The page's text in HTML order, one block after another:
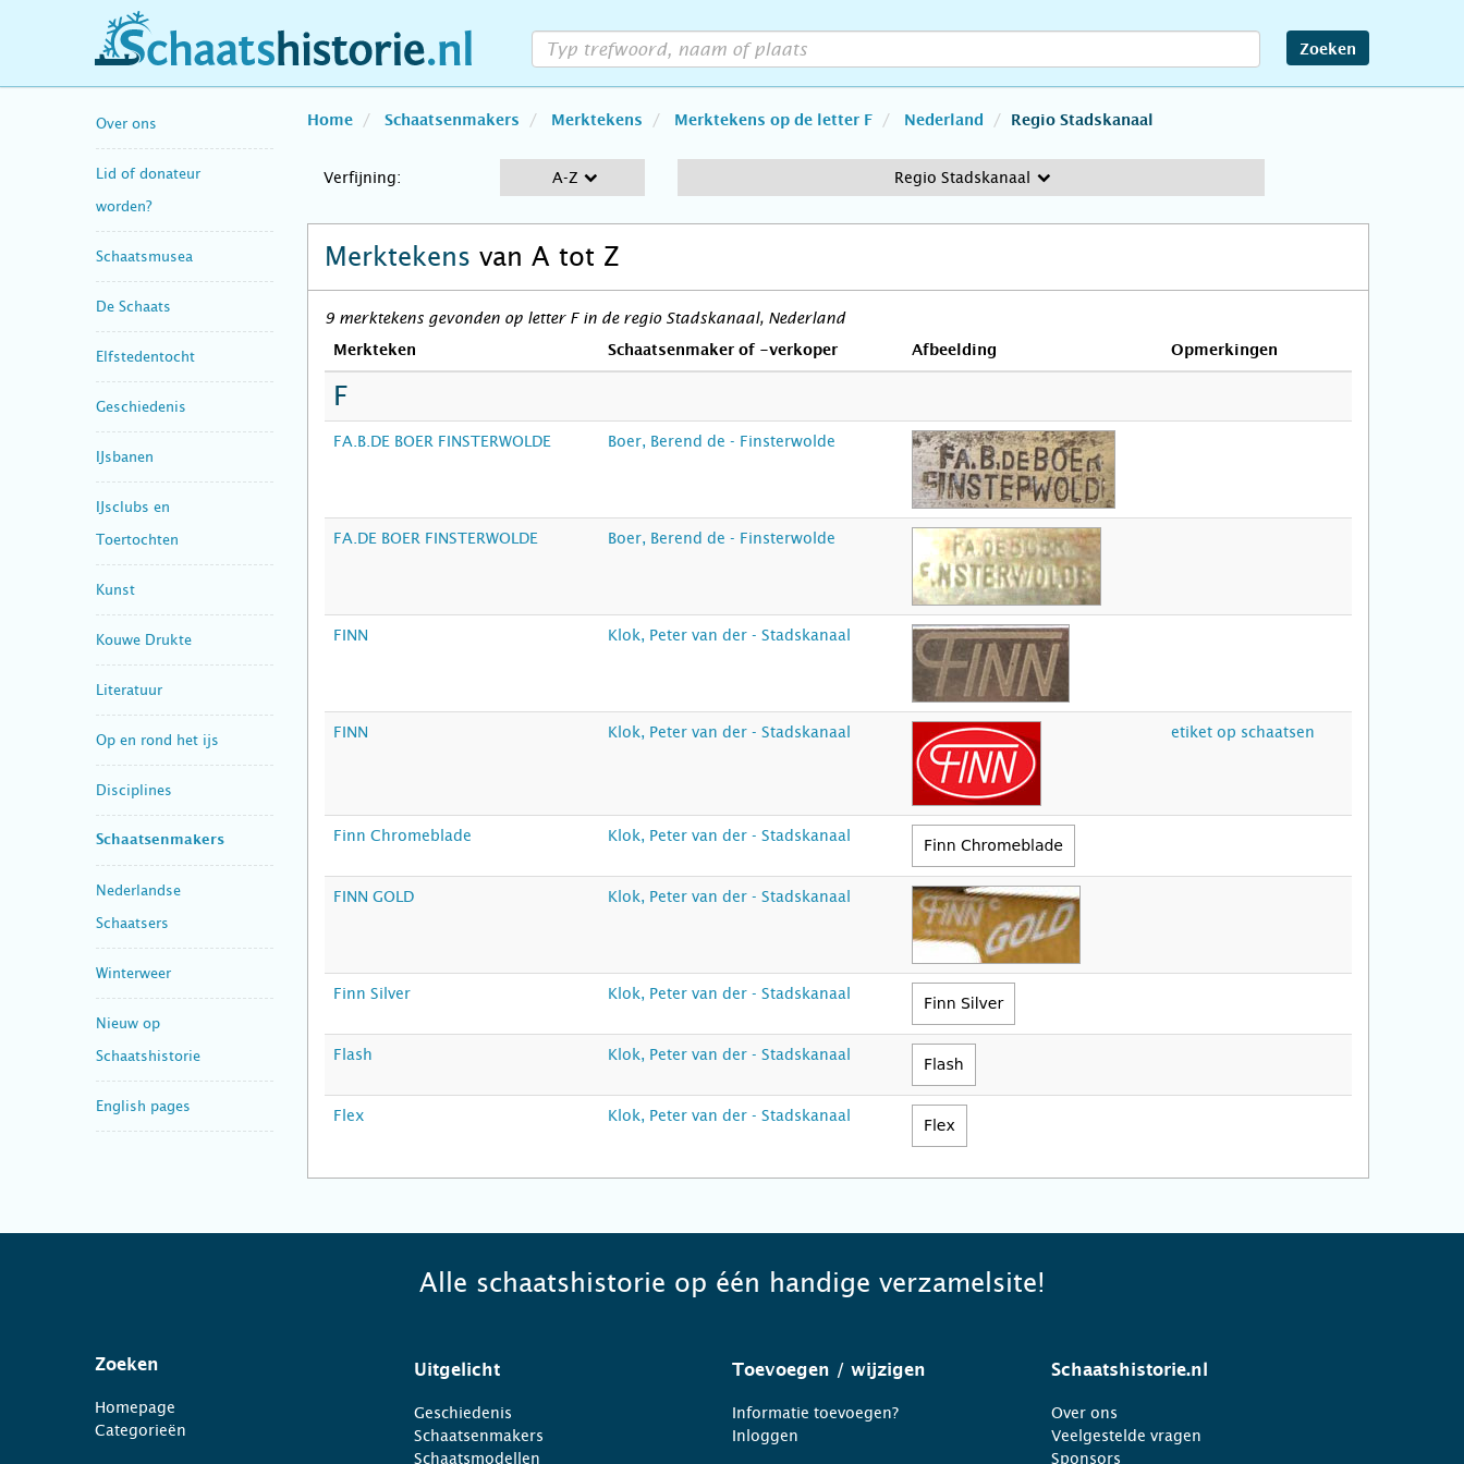
schaatshistorie.nl Zoeken
Over ons
Lid of donateur
worden?
Schaatsmusea
De Schaats
Elfstedentocht
Geschiedenis
IJsbanen
IJsclubs en
Toertochten
Kunst
Kouwe Drukte
Literatuur
Op en rond het ijs
Disciplines
Schaatsenmakers
Nederlandse
Schaatsers
Winterweer
Nieuw op
Schaatshistorie
English pages
Home Schaatsenmakers Merktekens Merktekens op de letter F Nederland Regio Stadskanaal
Verfijning: A-Z Regio Stadskanaal
Merktekens van A tot Z
9 merktekens gevonden op letter F in de regio Stadskanaal, Nederland
Merkteken Schaatsenmaker of -verkoper Afbeelding Opmerkingen
F
FA.B.DE BOER FINSTERWOLDE Boer, Berend de - Finsterwolde
FA.DE BOER FINSTERWOLDE Boer, Berend de - Finsterwolde
FINN Klok, Peter van der - Stadskanaal
FINN Klok, Peter van der - Stadskanaal etiket op schaatsen
Finn Chromeblade Klok, Peter van der - Stadskanaal
FINN GOLD Klok, Peter van der - Stadskanaal
Finn Silver Klok, Peter van der - Stadskanaal
Flash Klok, Peter van der - Stadskanaal
Flex Klok, Peter van der - Stadskanaal
Alle schaatshistorie op één handige verzamelsite!
Zoeken
Homepage
Categorieën
Uitgelicht
Geschiedenis
Schaatsenmakers
Schaatsmodellen
Toevoegen / wijzigen
Informatie toevoegen?
Inloggen
Schaatshistorie.nl
Over ons
Veelgestelde vragen
Sponsors